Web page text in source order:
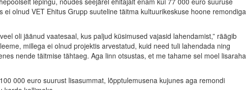
ei olnud VET Ehitus Grupp suuteline täitma kultuurikeskuse hoone remondiga
oli jäänud vaatesaal, kus paljud küsimused vajasid lahendamist,” räägib
millega ei olnud projektis arvestatud, kuid need tuli lahendada ning
nende täitmise tähtaeg. Aga linn otsustas, et me tahame sel moel lisaraha
000 euro suurust lisasummat, lõpptulemusena kujunes aga remondi